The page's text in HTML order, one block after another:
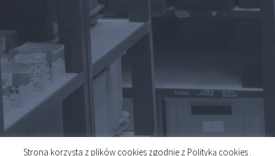
Strona korzysta z plików cookies zgodnie z Polityką cookies .